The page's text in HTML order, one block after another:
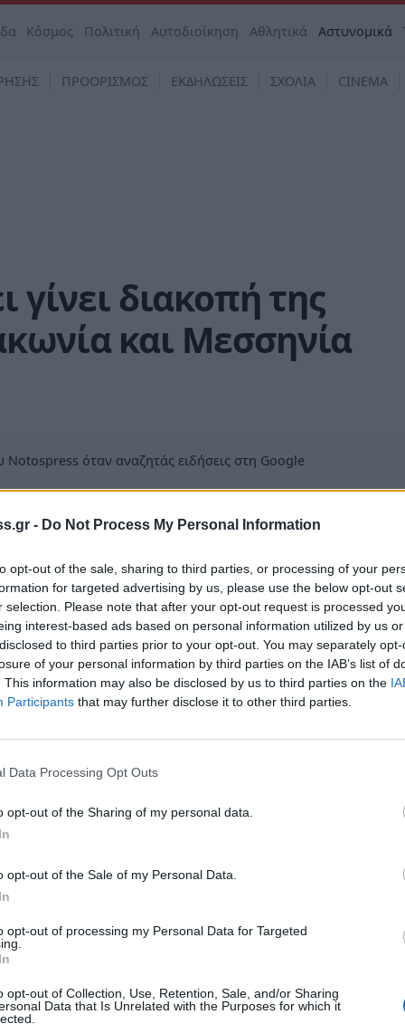
- Do Not Process My Personal Information
opt-out of the sale, sharing to third parties, or processing of your
for targeted advertising by us, please use the below opt-out
selection. Please note that after your opt-out request is processed
interest-based ads based on personal information utilized by us
to third parties prior to your opt-out. You may separately
of your personal information by third parties on the IAB’s list of
This information may also be disclosed by us to third parties on the
Participants that may further disclose it to other third parties.
Data Processing Opt Outs
opt-out of the Sharing of my personal data.
opt-out of the Sale of my Personal Data.
opt-out of processing my Personal Data for Targeted
opt-out of Collection, Use, Retention, Sale, and/or Sharing
Data that Is Unrelated with the Purposes for which it
Κόσμος Πολιτική Αυτοδιοίκηση Αθλητικά Αστυνομικά
ΠΡΟΟΡΙΣΜΟΣ ΕΚΔΗΛΩΣΕΙΣ ΣΧΟΛΙΑ CINEMA
γίνει διακοπή της
και Μεσσηνία
όταν αναζητάς ειδήσεις στη Google
των οχημάτων, στην Περιφέρεια
με δυσχέρεια:
(Τ.Κ. Βρονταμά).
Ο. Απιδέας – Αγίου Δημητρίου Ζάρακος (Τ.Κ.
Επ. Ο. Γούβες- Αγ. Δημήτριο (Τ.Κ. Γούβες).